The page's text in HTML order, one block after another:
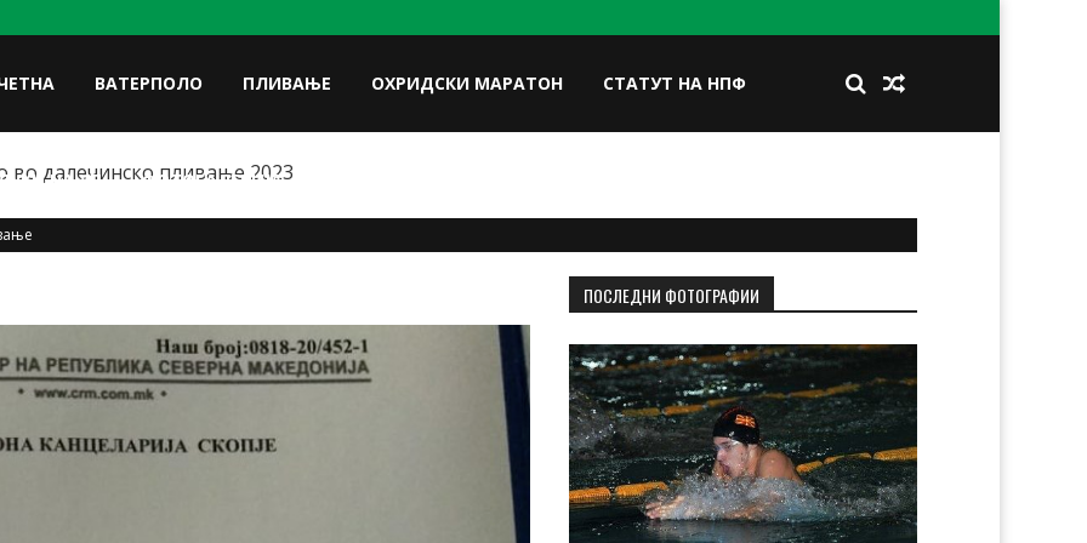
ВАТЕРПОЛО ПЛИВАЊЕ ОХРИДСКИ МАРАТОН СТАТУТ НА НПФ
НА УП ФОТОГАЛЕРИЈА
во далечинско пливање 2023
ПОСЛЕДНИ ФОТОГРАФИИ